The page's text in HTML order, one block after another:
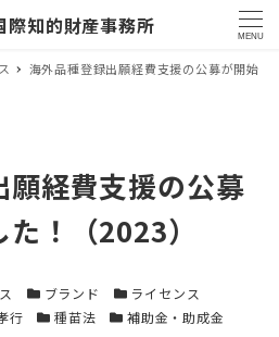
際知的財産事務所 MENU
海外品種登録出願経費支援の公募が開始
願経費支援の公募
！（2023）
カテゴリー
ブランド カテゴリー
ライセンス
行 カテゴリー
種苗法 カテゴリー
補助金・助成金